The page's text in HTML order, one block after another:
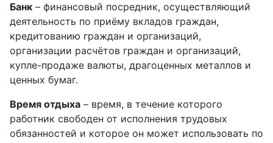
Банк – финансовый посредник, осуществляющий
деятельность по приёму вкладов граждан,
кредитованию граждан и организаций,
организации расчётов граждан и организаций,
купле-продаже валюты, драгоценных металлов и
ценных бумаг.
Время отдыха – время, в течение которого
работник свободен от исполнения трудовых
обязанностей и которое он может использовать по